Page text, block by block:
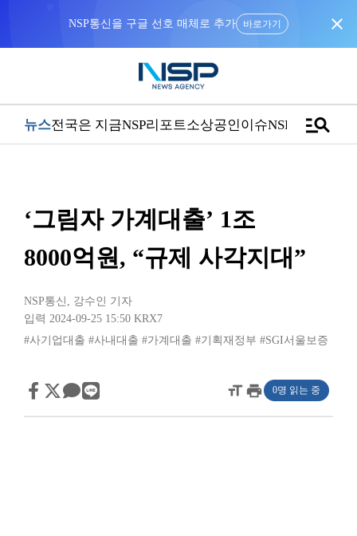
NSP통신을 구글 선호 매체로 추가 바로가기 close
뉴스전국은 지금NSP리포트소상공인이슈NSPTVmanage_search
‘그림자 가계대출’ 1조
8000억원, “규제 사각지대”
NSP통신 , 강수인 기자
입력 2024-09-25 15:50 KRX7
#사기업대출 #사내대출 #가계대출 #기획재정부 #SGI서울보증
format_sizeprint 0명 읽는 중